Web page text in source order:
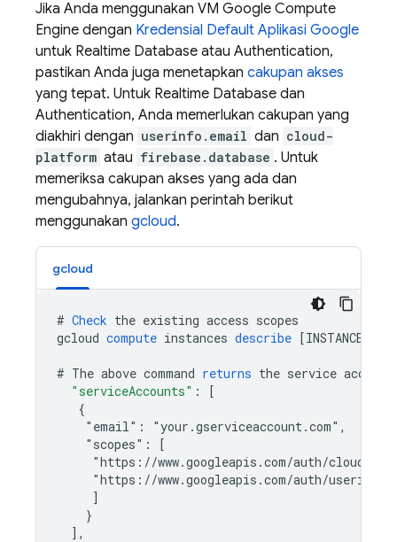
Jika Anda menggunakan VM Google Compute
Engine dengan Kredensial Default Aplikasi Google
untuk Realtime Database atau Authentication,
pastikan Anda juga menetapkan cakupan akses
yang tepat. Untuk Realtime Database dan
Authentication, Anda memerlukan cakupan yang
diakhiri dengan userinfo.email dan cloud-
platform atau firebase.database . Untuk
memeriksa cakupan akses yang ada dan
mengubahnya, jalankan perintah berikut
menggunakan gcloud.
gcloud
# Check the existing access scopes
gcloud compute instances describe [
# The above command returns the service account
"serviceAccounts" :
[
   {
    "email": "your.gserviceaccount.com",
    "scopes": [
"https://www.googleapis.com/auth/cloud-
"https://www.googleapis.com/auth/
]
}
] ,